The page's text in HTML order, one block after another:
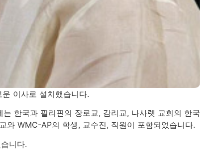
이사로 설치했습니다.
한국과 필리핀의 장로교, 감리교, 나사렛 교회의 한국
와 WMC-AP의 학생, 교수진, 직원이 포함되었습니다.
니다.